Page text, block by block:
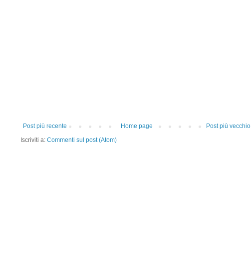
Post più recente Post più vecchio
Home page
Iscriviti a: Commenti sul post (Atom)